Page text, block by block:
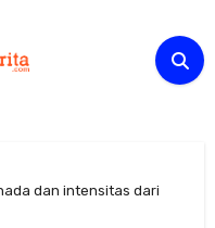
dan intensitas dari